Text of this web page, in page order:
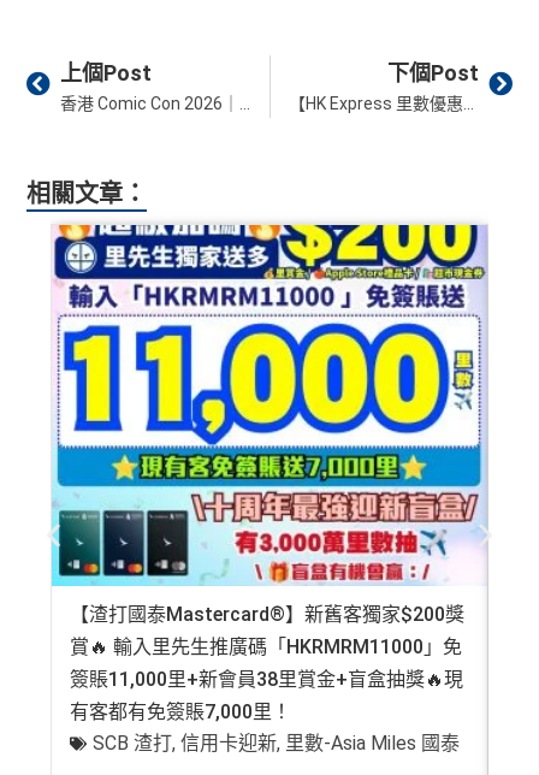
Prev
上個Post 下個Post
相關文章：
【渣打國泰Mastercard®】新舊客獨家$200獎
賞🔥 輸入里先生推廣碼「HKRMRM11000」免
簽賬11,000里+新會員38里賞金+盲盒抽獎🔥現
有客都有免簽賬7,000里！
SCB 渣打,信用卡迎新, 里數-Asia Miles 國泰